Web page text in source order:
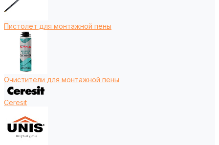
Пистолет для монтажной пены
Очистители для монтажной пены
Ceresit